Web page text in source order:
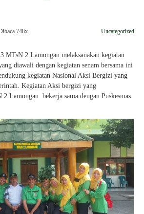
748x Uncategorized
MTsN 2 Lamongan melaksanakan kegiatan
diawali dengan kegiatan senam bersama ini
kegiatan Nasional Aksi Bergizi yang
Kegiatan Aksi bergizi yang
2 Lamongan bekerja sama dengan Puskesmas